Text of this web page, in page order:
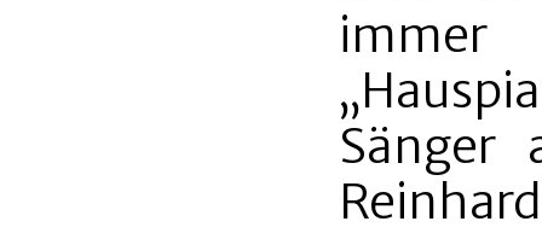
Sänger